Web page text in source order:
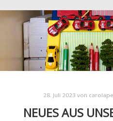
28. Juli 2023 von
NEUES AUS